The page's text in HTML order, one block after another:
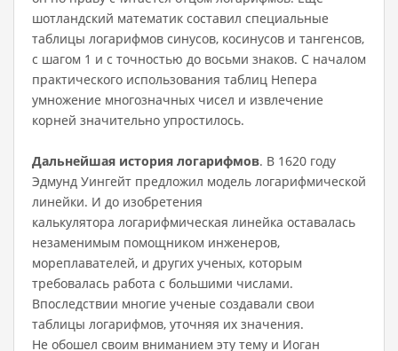
шотландский математик составил специальные
таблицы логарифмов синусов, косинусов и тангенсов,
с шагом 1 и с точностью до восьми знаков. С началом
практического использования таблиц Непера
умножение многозначных чисел и извлечение
корней значительно упростилось.
Дальнейшая история логарифмов. В 1620 году
Эдмунд Уингейт предложил модель логарифмической
линейки. И до изобретения
калькулятора логарифмическая линейка оставалась
незаменимым помощником инженеров,
мореплавателей, и других ученых, которым
требовалась работа с большими числами.
Впоследствии многие ученые создавали свои
таблицы логарифмов, уточняя их значения.
Не обошел своим вниманием эту тему и Иоган